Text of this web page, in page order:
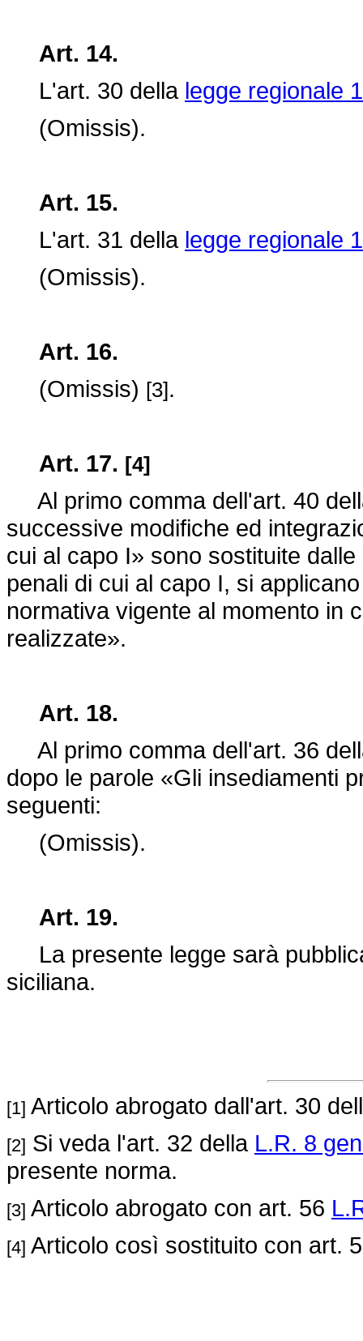
Art. 14.
L'art. 30 della legge regionale
(Omissis).
Art. 15.
L'art. 31 della legge regionale
(Omissis).
Art. 16.
(Omissis) [3].
Art. 17. [4]
Al primo comma dell'art. 40
successive modifiche ed
cui al capo I» sono sostituite
penali di cui al capo I, si
normativa vigente al momento in
realizzate».
Art. 18.
Al primo comma dell'art. 36
dopo le parole «Gli insediamenti
seguenti:
(Omissis).
Art. 19.
La presente legge sarà
siciliana.
[1] Articolo abrogato dall'art. 30
[2] Si veda l'art. 32 della L.R. 8
presente norma.
[3] Articolo abrogato con art. 56
[4] Articolo così sostituito con art.